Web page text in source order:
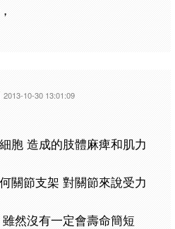
2013-10-30 13:01:09
胞 造成的肢體麻痺和肌力
關節支架 對關節來說受力
然沒有一定會壽命簡短